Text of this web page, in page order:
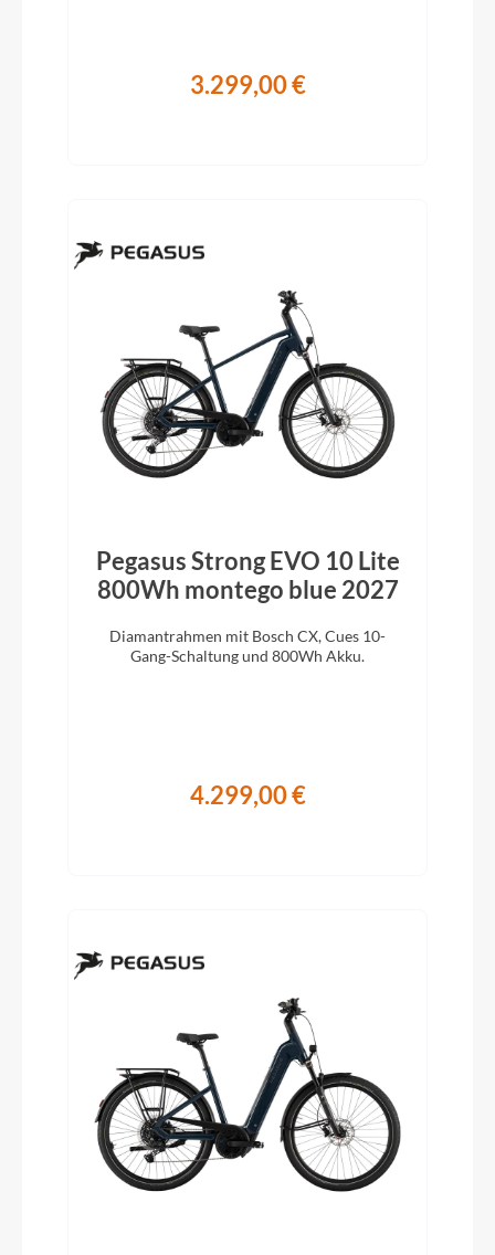
3.299,00 €
Pegasus Strong EVO 10 Lite
800Wh montego blue 2027
Diamantrahmen mit Bosch CX, Cues 10-
Gang-Schaltung und 800Wh Akku.
4.299,00 €